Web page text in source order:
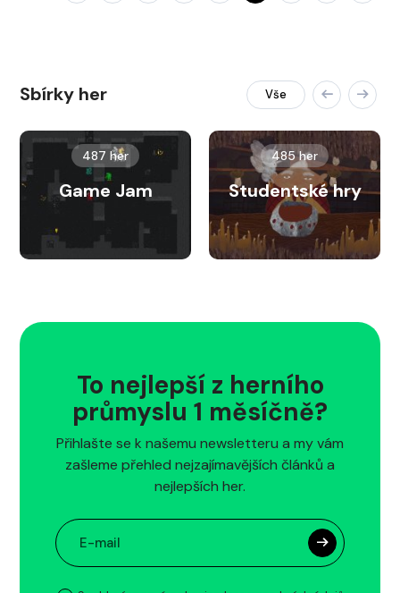
Sbírky her Vše
487 her
Game Jam
485 her
Studentské hry
To nejlepší z herního
průmyslu 1 měsíčně?
Přihlašte se k našemu newsletteru a my vám
zašleme přehled nejzajímavějších článků a
nejlepších her.